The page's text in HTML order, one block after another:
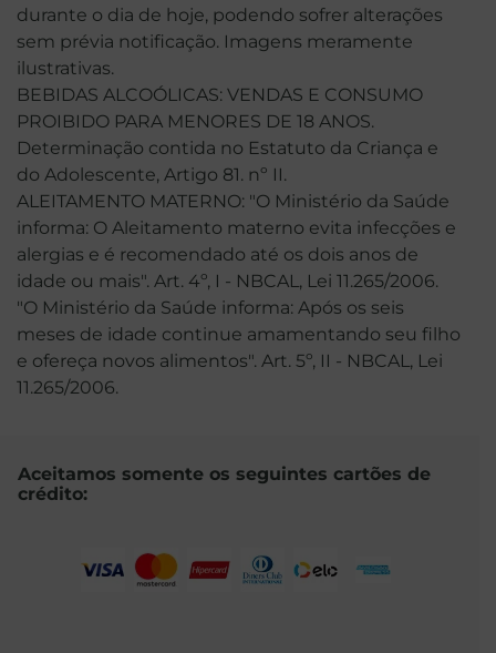
durante o dia de hoje, podendo sofrer alterações
sem prévia notificação. Imagens meramente
ilustrativas.
BEBIDAS ALCOÓLICAS: VENDAS E CONSUMO
PROIBIDO PARA MENORES DE 18 ANOS.
Determinação contida no Estatuto da Criança e
do Adolescente, Artigo 81. nº II.
ALEITAMENTO MATERNO: "O Ministério da Saúde
informa: O Aleitamento materno evita infecções e
alergias e é recomendado até os dois anos de
idade ou mais". Art. 4º, I - NBCAL, Lei 11.265/2006.
"O Ministério da Saúde informa: Após os seis
meses de idade continue amamentando seu filho
e ofereça novos alimentos". Art. 5º, II - NBCAL, Lei
11.265/2006.
Aceitamos somente os seguintes cartões de
crédito: